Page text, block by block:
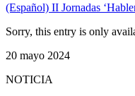
(Español) II Jornadas
Sorry, this entry is only
20 mayo 2024
NOTICIA